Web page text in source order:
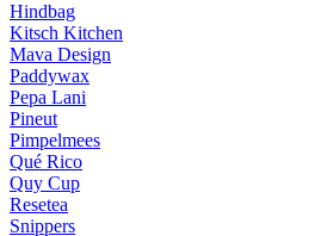
Hindbag
Kitsch Kitchen
Mava Design
Paddywax
Pepa Lani
Pineut
Pimpelmees
Qué Rico
Quy Cup
Resetea
Snippers